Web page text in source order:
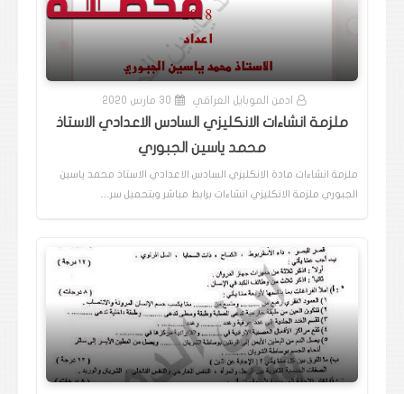
ادمن الموبايل العراقي 30 مارس 2020
ملزمة انشاءات الانكليزي السادس الاعدادي الاستاذ
محمد ياسين الجبوري
ملزمة انشاءات مادة الانكليزي السادس الاعدادي الاستاذ محمد ياسين
الجبوري ملزمة الانكليزي انشاءات برابط مباشر وبتحميل سر…